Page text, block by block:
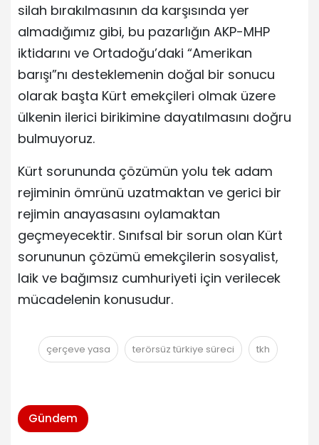
silah bırakılmasının da karşısında yer
almadığımız gibi, bu pazarlığın AKP-MHP
iktidarını ve Ortadoğu’daki “Amerikan
barışı”nı desteklemenin doğal bir sonucu
olarak başta Kürt emekçileri olmak üzere
ülkenin ilerici birikimine dayatılmasını doğru
bulmuyoruz.
Kürt sorununda çözümün yolu tek adam
rejiminin ömrünü uzatmaktan ve gerici bir
rejimin anayasasını oylamaktan
geçmeyecektir. Sınıfsal bir sorun olan Kürt
sorununun çözümü emekçilerin sosyalist,
laik ve bağımsız cumhuriyeti için verilecek
mücadelenin konusudur.
çerçeve yasa terörsüz türkiye süreci tkh
Gündem